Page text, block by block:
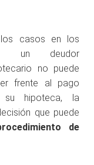
los casos en los
un deudor
no puede
frente al pago
hipoteca, la
que puede
de